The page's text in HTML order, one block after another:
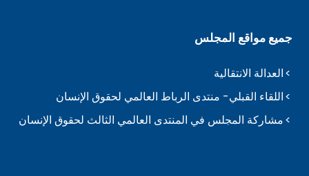
جميع مواقع المجلس
العدالة الانتقالية
اللقاء القبلي- منتدى الرباط العالمي لحقوق الإنسان
مشاركة المجلس في المنتدى العالمي الثالث لحقوق الإنسان